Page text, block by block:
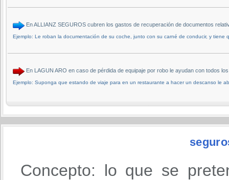
En ALLIANZ SEGUROS cubren los gastos de recuperación de documentos
Ejemplo: Le roban la documentación de su coche, junto con su carné de conducir, y
En LAGUN ARO en caso de pérdida de equipaje por robo le ayudan con todos
Ejemplo: Suponga que estando de viaje para en un restaurante a hacer un descanso le
Concepto: lo que se